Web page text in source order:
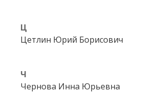
Ц
Цетлин Юрий Борисович
Ч
Чернова Инна Юрьевна